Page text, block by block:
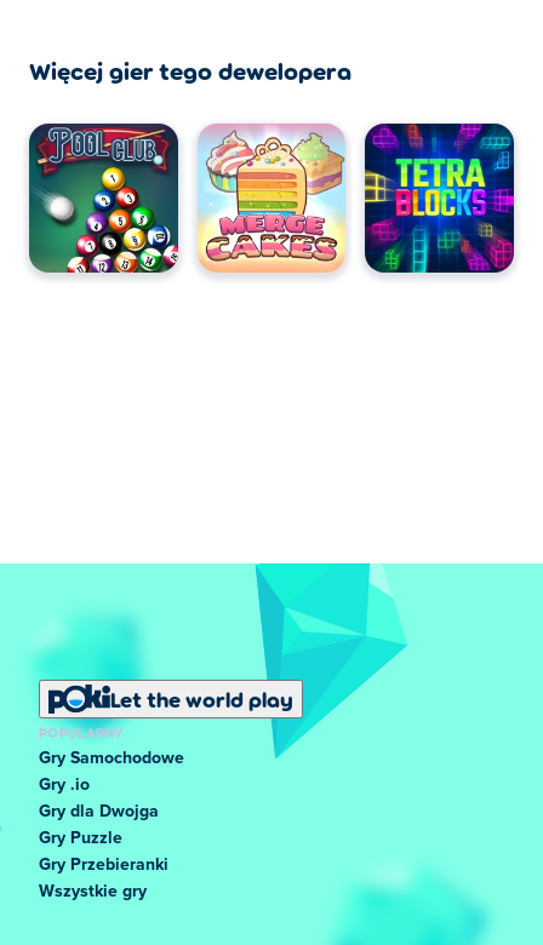
Więcej gier tego dewelopera
Let the world play
POPULARNY
Gry Samochodowe
Gry .io
Gry dla Dwojga
Gry Puzzle
Gry Przebieranki
Wszystkie gry